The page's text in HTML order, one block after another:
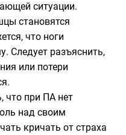
ситуации.
становятся
что ноги
Следует разъяснить,
или потери
что при ПА нет
над своим
кричать от страха